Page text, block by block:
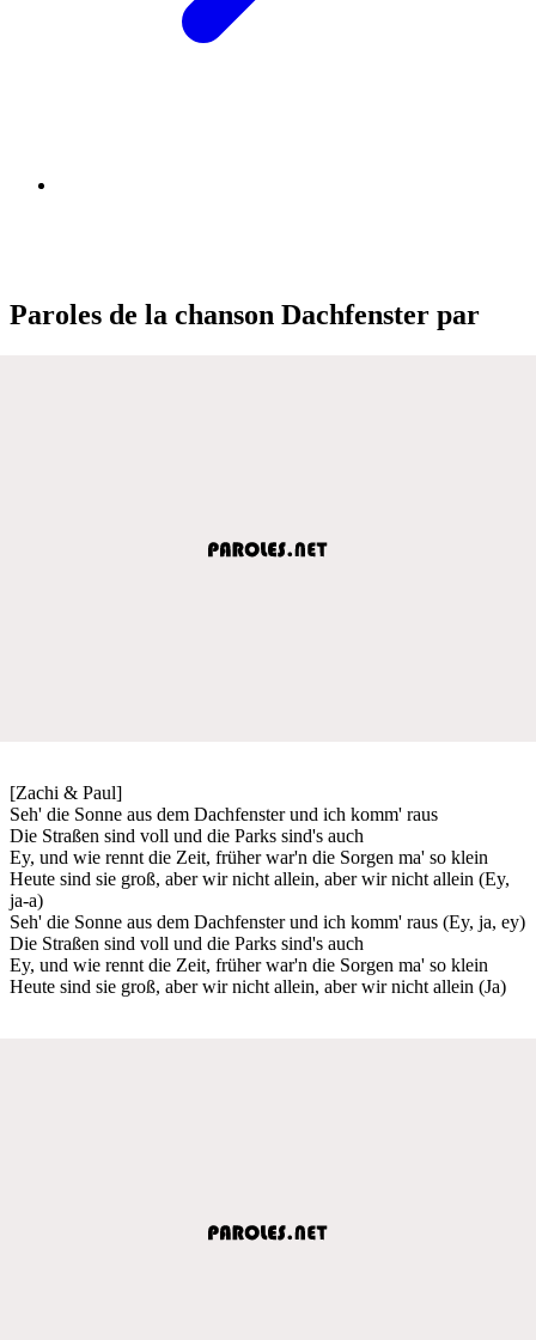
Paroles de la chanson Dachfenster par
[Zachi & Paul]
Seh' die Sonne aus dem Dachfenster und ich komm' raus
Die Straßen sind voll und die Parks sind's auch
Ey, und wie rennt die Zeit, früher war'n die Sorgen ma' so klein
Heute sind sie groß, aber wir nicht allein, aber wir nicht allein (Ey,
ja-a)
Seh' die Sonne aus dem Dachfenster und ich komm' raus (Ey, ja, ey)
Die Straßen sind voll und die Parks sind's auch
Ey, und wie rennt die Zeit, früher war'n die Sorgen ma' so klein
Heute sind sie groß, aber wir nicht allein, aber wir nicht allein (Ja)